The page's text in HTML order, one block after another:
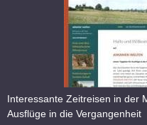
Interessante Zeitreisen in der
Ausflüge in die Vergangenheit